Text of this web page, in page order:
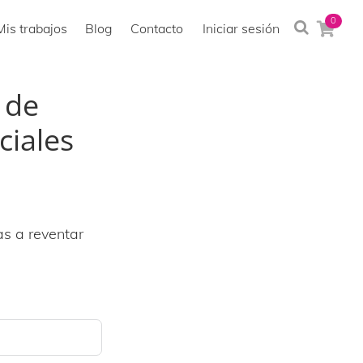
0
trabajos Blog Contacto Iniciar sesión
Buscar
a reventar